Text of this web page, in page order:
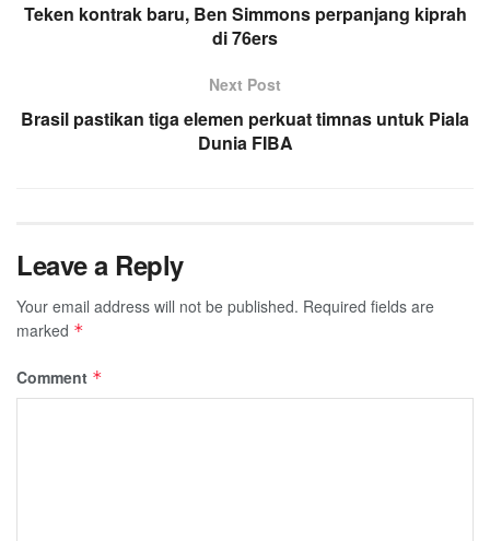
Teken kontrak baru, Ben Simmons perpanjang kiprah
di 76ers
Next Post
Brasil pastikan tiga elemen perkuat timnas untuk Piala
Dunia FIBA
Leave a Reply
Your email address will not be published. Required fields are
marked *
Comment *